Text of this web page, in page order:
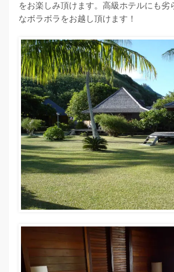
をお楽しみ頂けます。高級ホテルにも劣
なボラボラをお越し頂けます！